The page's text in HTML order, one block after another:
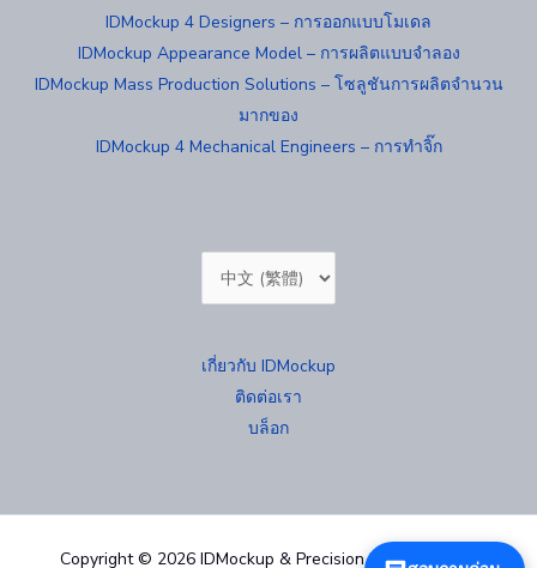
IDMockup 4 Designers – การออกแบบโมเดล
IDMockup Appearance Model – การผลิตแบบจำลอง
IDMockup Mass Production Solutions – โซลูชันการผลิตจำนวน
มากของ
IDMockup 4 Mechanical Engineers – การทำจิ๊ก
Choose
a
เกี่ยวกับ IDMockup
ติดต่อเรา
บล็อก
Copyright © 2026 IDMockup & Precision Mold 汐紫模型